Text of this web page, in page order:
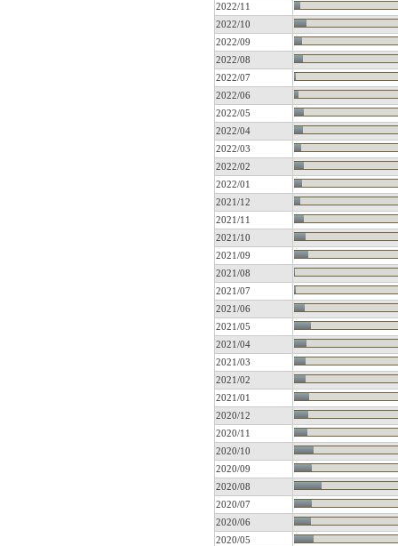
2022/11
2022/10
2022/09
2022/08
2022/07
2022/06
2022/05
2022/04
2022/03
2022/02
2022/01
2021/12
2021/11
2021/10
2021/09
2021/08
2021/07
2021/06
2021/05
2021/04
2021/03
2021/02
2021/01
2020/12
2020/11
2020/10
2020/09
2020/08
2020/07
2020/06
2020/05